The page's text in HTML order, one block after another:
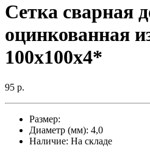
Сетка сварная
оцинкованная
100х100х4*
95 р.
Размер:
Диаметр (мм): 4,0
Наличие: На складе